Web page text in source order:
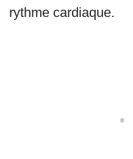
rythme cardiaque.